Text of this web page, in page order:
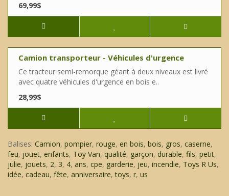
69,99$
Camion transporteur - Véhicules d'urgence
Ce tracteur semi-remorque géant à deux niveaux est livré
avec quatre véhicules d'urgence en bois e..
28,99$
Balises: Camion, pompier, rouge, en bois, bois, gros, caserne,
feu, jouet, enfants, Toy Van, qualité, garçon, durable, fils, petit,
julie, jouets, 2, 3, 4, ans, cpe, garderie, jeu, incendie, Toys R Us,
idée, cadeau, fête, anniversaire,toys, r, us